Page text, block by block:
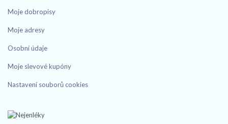
Moje dobropisy
Moje adresy
Osobní údaje
Moje slevové kupóny
Nastavení souborů cookies